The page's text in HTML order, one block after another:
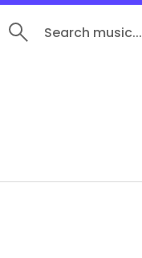
Search music...